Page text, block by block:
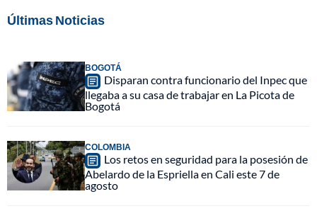
Últimas Noticias
BOGOTÁ
Disparan contra funcionario del Inpec que
llegaba a su casa de trabajar en La Picota de
Bogotá
COLOMBIA
Los retos en seguridad para la posesión de
Abelardo de la Espriella en Cali este 7 de
agosto